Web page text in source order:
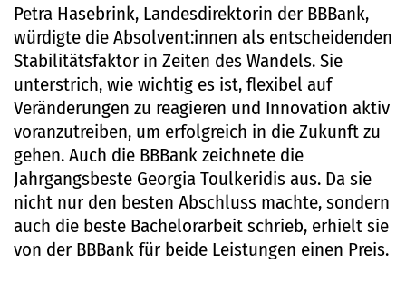
Petra Hasebrink, Landesdirektorin der BBBank,
würdigte die Absolvent:innen als entscheidenden
Stabilitätsfaktor in Zeiten des Wandels. Sie
unterstrich, wie wichtig es ist, flexibel auf
Veränderungen zu reagieren und Innovation aktiv
voranzutreiben, um erfolgreich in die Zukunft zu
gehen. Auch die BBBank zeichnete die
Jahrgangsbeste Georgia Toulkeridis aus. Da sie
nicht nur den besten Abschluss machte, sondern
auch die beste Bachelorarbeit schrieb, erhielt sie
von der BBBank für beide Leistungen einen Preis.